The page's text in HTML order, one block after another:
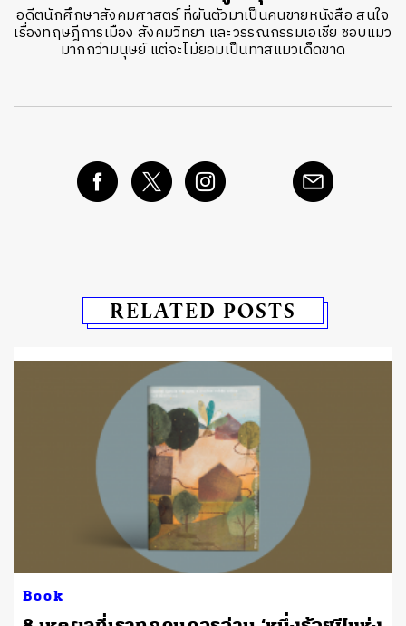
อดีตนักศึกษาสังคมศาสตร์ ที่ผันตัวมาเป็นคนขายหนังสือ สนใจ
เรื่องทฤษฎีการเมือง สังคมวิทยา และวรรณกรรมเอเชีย ชอบแมว
มากกว่ามนุษย์ แต่จะไม่ยอมเป็นทาสแมวเด็ดขาด
RELATED POSTS
Book